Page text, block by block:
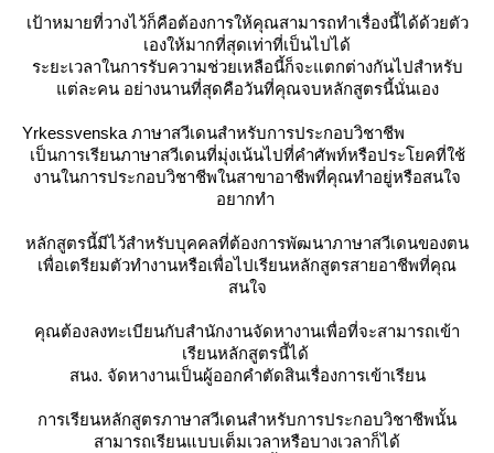
เป้าหมายที่วางไว้ก็คือต้องการให้คุณสามารถทำเรื่องนี้ได้ด้วยตัว
เองให้มากที่สุดเท่าที่เป็นไปได้
ระยะเวลาในการรับความช่วยเหลือนี้ก็จะแตกต่างกันไปสำหรับ
ต่ละคน อย่างนานที่สุดคือวันที่คุณจบหลักสูตรนี้นั่นเอง
Yrkessvenska ภาษาสวีเดนสำหรับการประกอบวิชาชีพ
เป็นการเรียนภาษาสวีเดนที่มุ่งเน้นไปที่คำศัพท์หรือประโยคที่ใช้
งานในการประกอบวิชาชีพในสาขาอาชีพที่คุณทำอยู่หรือสนใจ
อยากทำ
หลักสูตรนี้มีไว้สำหรับบุคคลที่ต้องการพัฒนาภาษาสวีเดนของตน
เพื่อเตรียมตัวทำงานหรือเพื่อไปเรียนหลักสูตรสายอาชีพที่คุณ
สนใจ
คุณต้องลงทะเบียนกับสำนักงานจัดหางานเพื่อที่จะสามารถเข้า
เรียนหลักสูตรนี้ได้
สนง. จัดหางานเป็นผู้ออกคำตัดสินเรื่องการเข้าเรียน
การเรียนหลักสูตรภาษาสวีเดนสำหรับการประกอบวิชาชีพนั้น
สามารถเรียนแบบเต็มเวลาหรือบางเวลาก็ได้